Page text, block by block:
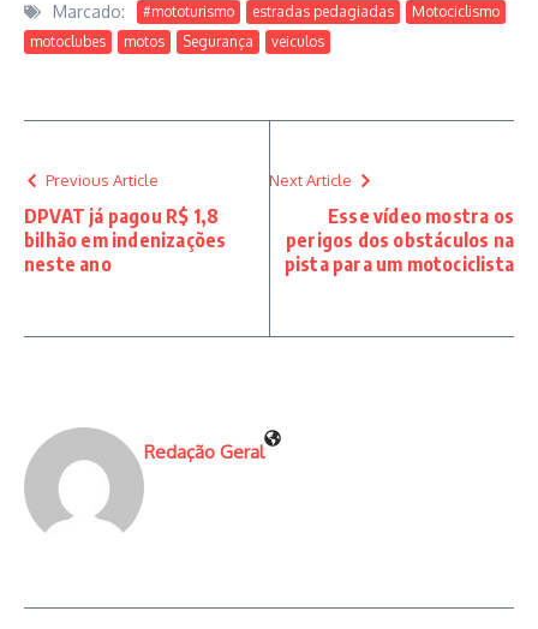
Marcado: #mototurismo estradas pedagiadas
Motociclismo
motoclubes
motos Segurança veiculos
Previous Article
DPVAT já pagou R$ 1,8
bilhão em indenizações
neste ano
Next Article
Esse vídeo mostra os
perigos dos obstáculos na
pista para um motociclista
Redação Geral